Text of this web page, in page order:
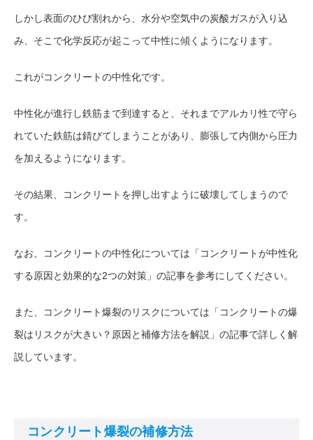
しかし表面のひび割れから、水分や空気中の炭酸ガスが入り込
み、そこで化学反応が起こって中性に傾くようになります。
これがコンクリートの中性化です。
中性化が進行し鉄筋まで到達すると、それまでアルカリ性で守ら
れていた鉄筋は錆びてしまうことがあり、膨張して内側から圧力
を加えるようになります。
その結果、コンクリートを押し出すように破壊してしまうので
す。
なお、コンクリートの中性化については 「コンクリートが中性化
する原因と効果的な2つの対策」 の記事を参考にしてください。
また、コンクリート爆裂のリスクについては 「コンクリートの爆
裂はリスクが大きい？原因と補修方法を解説」 の記事で詳しく解
説しています。
コンクリート爆裂の補修方法